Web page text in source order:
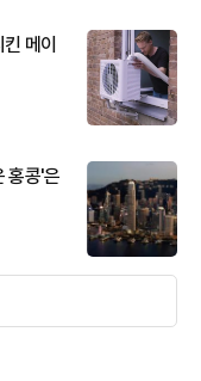
메이
홍콩'은